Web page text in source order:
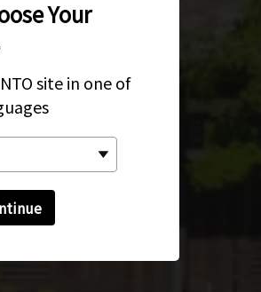
Your
site in one of